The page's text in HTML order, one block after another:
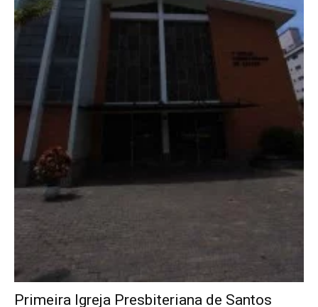
Primeira Igreja Presbiteriana de Santos